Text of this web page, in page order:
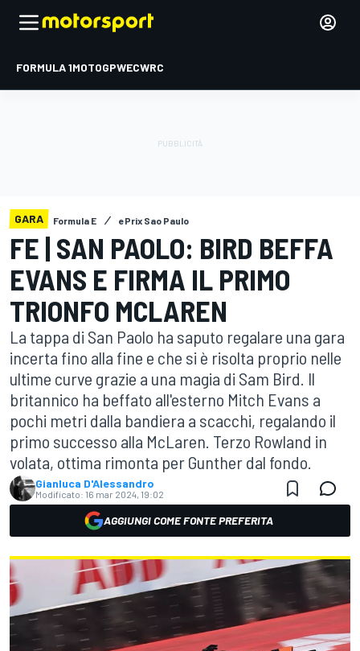
FORMULA 1MOTOGPWECWRC
GARA Formula E ePrix Sao Paulo
FE | SAN PAOLO: BIRD BEFFA
EVANS E FIRMA IL PRIMO
TRIONFO MCLAREN
La tappa di San Paolo ha saputo regalare una gara
incerta fino alla fine e che si è risolta proprio nelle
ultime curve grazie a una magia di Sam Bird. Il
britannico ha beffato all'esterno Mitch Evans a
pochi metri dalla bandiera a scacchi, regalando il
primo successo alla McLaren. Terzo Rowland in
volata, ottima rimonta per Gunther dal fondo.
Gianluca D'Alessandro
Modificato: 16 mar 2024, 19:02
AGGIUNGI COME FONTE PREFERITA